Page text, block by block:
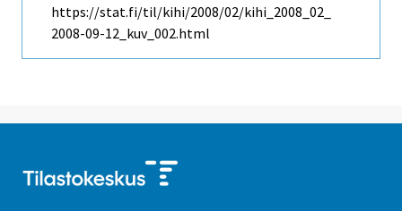
https://stat.fi/til/kihi/2008/02/kihi_2008_02_
2008-09-12_kuv_002.html